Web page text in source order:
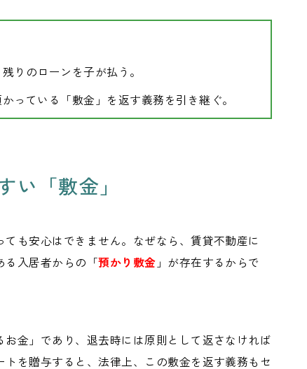
りのローンを子が払う。
っている「敷金」を返す義務を引き継ぐ。
「敷金」
も安心はできません。なぜなら、賃貸不動産に
る入居者からの「預かり 敷金 」が存在するからで
金」であり、退去時には原則として返さなければ
を贈与すると、法律上、この敷金を返す義務もセ